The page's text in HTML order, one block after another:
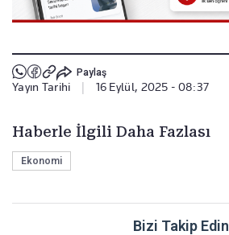
Paylaş
Yayın Tarihi 16 Eylül, 2025 - 08:37
Haberle İlgili Daha Fazlası
Ekonomi
Bizi Takip Edin